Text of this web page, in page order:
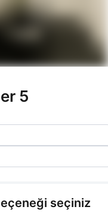
5
seçiniz